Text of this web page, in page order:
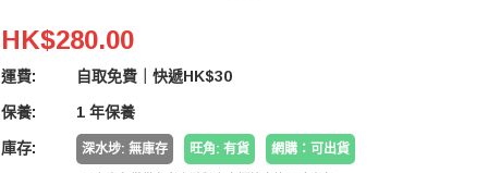
Leofoto IPC-300 Clamp For 9.1 To 14" Tablets 金屬
HK$280.00
運費: 自取免費｜快遞HK$30
保養: 1 年保養
庫存: 深水埗: 無庫存 旺角: 有貨 網購：可出貨